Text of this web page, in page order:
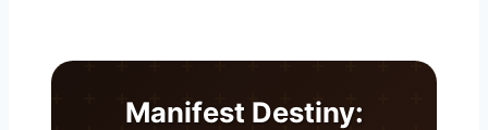
Manifest Destiny: